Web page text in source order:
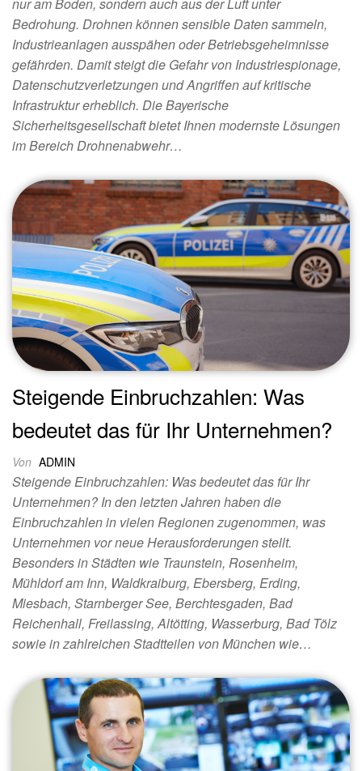
nur am Boden, sondern auch aus der Luft unter
Bedrohung. Drohnen können sensible Daten sammeln,
Industrieanlagen ausspähen oder Betriebsgeheimnisse
gefährden. Damit steigt die Gefahr von Industriespionage,
Datenschutzverletzungen und Angriffen auf kritische
Infrastruktur erheblich. Die Bayerische
Sicherheitsgesellschaft bietet Ihnen modernste Lösungen
im Bereich Drohnenabwehr…
Steigende Einbruchzahlen: Was
bedeutet das für Ihr Unternehmen?
Von ADMIN
Steigende Einbruchzahlen: Was bedeutet das für Ihr
Unternehmen? In den letzten Jahren haben die
Einbruchzahlen in vielen Regionen zugenommen, was
Unternehmen vor neue Herausforderungen stellt.
Besonders in Städten wie Traunstein, Rosenheim,
Mühldorf am Inn, Waldkraiburg, Ebersberg, Erding,
Miesbach, Starnberger See, Berchtesgaden, Bad
Reichenhall, Freilassing, Altötting, Wasserburg, Bad Tölz
sowie in zahlreichen Stadtteilen von München wie…